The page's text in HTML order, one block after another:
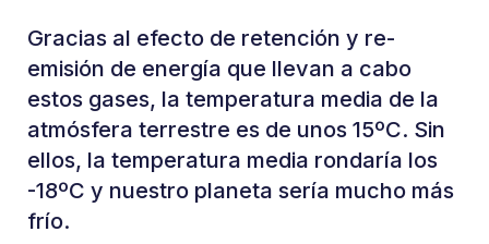
Gracias al efecto de retención y re-
emisión de energía que llevan a cabo
estos gases, la temperatura media de la
atmósfera terrestre es de unos 15ºC. Sin
ellos, la temperatura media rondaría los
-18ºC y nuestro planeta sería mucho más
frío.